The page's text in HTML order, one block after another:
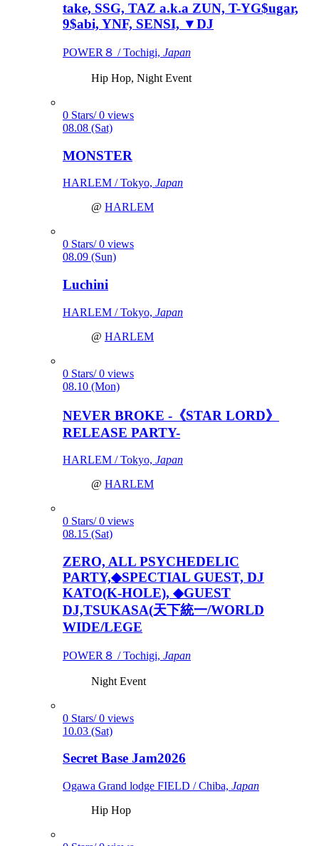
take, SSG, TAZ a.k.a ZUN, T-YG$ugar,
9$abi, YNF, SENSI, ▼DJ
POWER８ / Tochigi, Japan
Hip Hop, Night Event
0 Stars/ 0 views
08.08 (Sat)
MONSTER
HARLEM / Tokyo, Japan
@ HARLEM
0 Stars/ 0 views
08.09 (Sun)
Luchini
HARLEM / Tokyo, Japan
@ HARLEM
0 Stars/ 0 views
08.10 (Mon)
NEVER BROKE -《STAR LORD》
RELEASE PARTY-
HARLEM / Tokyo, Japan
@ HARLEM
0 Stars/ 0 views
08.15 (Sat)
ZERO, ALL PSYCHEDELIC
PARTY,◆SPECTIAL GUEST, DJ
KATO(K-HOLE), ◆GUEST
DJ,TSUKASA(天下統一/WORLD
WIDE/LEGE
POWER８ / Tochigi, Japan
Night Event
0 Stars/ 0 views
10.03 (Sat)
Secret Base Jam2026
Ogawa Grand lodge FIELD / Chiba, Japan
Hip Hop